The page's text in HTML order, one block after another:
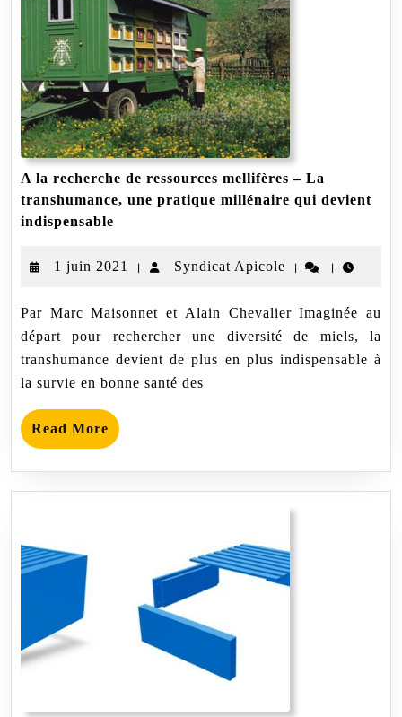
A la recherche de ressources mellifères – La
transhumance, une pratique millénaire qui devient
indispensable
de
–
La
transhumance,
pratique
qui
devient
1 juin 2021
1
2021
| Syndicat Apicole
Syndicat
| |
Par Marc Maisonnet et Alain Chevalier Imaginée au
départ pour rechercher une diversité de miels, la
transhumance devient de plus en plus indispensable à
la survie en bonne santé des
Read More Read
More